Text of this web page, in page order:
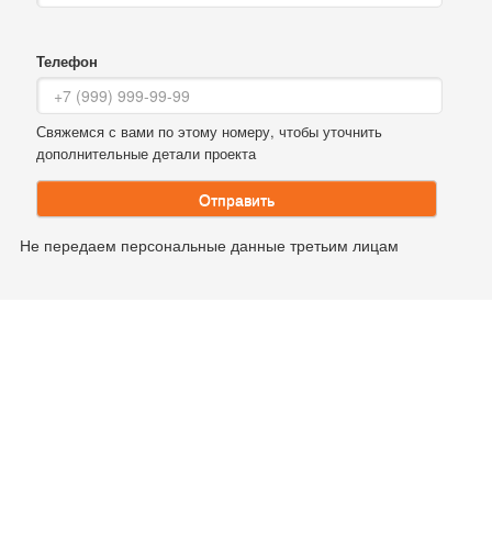
Телефон
Свяжемся с вами по этому номеру, чтобы уточнить
дополнительные детали проекта
Отправить
Не передаем персональные данные третьим лицам